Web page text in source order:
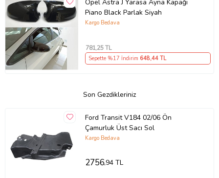
Opel Astra J Yarasa Ayna Kapağı
Piano Black Parlak Siyah
Kargo Bedava
781,25 TL
Sepette %17 İndirim 648,44 TL
Son Gezdikleriniz
Ford Transit V184 02/06 Ön
Çamurluk Üst Sacı Sol
Kargo Bedava
2756,94 TL